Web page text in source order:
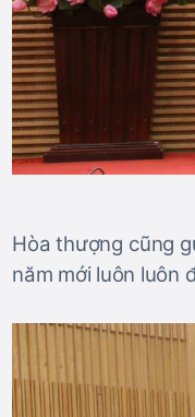
Hòa thượng cũng
năm mới luôn luôn